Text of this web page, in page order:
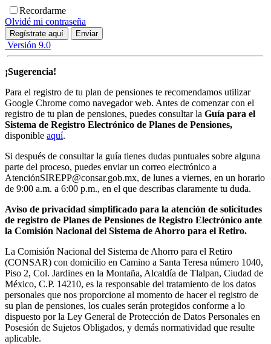
Recordarme
Olvidé mi contraseña
Versión 9.0
¡Sugerencia!
Para el registro de tu plan de pensiones te recomendamos utilizar
Google Chrome como navegador web. Antes de comenzar con el
registro de tu plan de pensiones, puedes consultar la Guía para el
Sistema de Registro Electrónico de Planes de Pensiones,
disponible aquí.
Si después de consultar la guía tienes dudas puntuales sobre alguna
parte del proceso, puedes enviar un correo electrónico a
AtenciónSIREPP@consar.gob.mx, de lunes a viernes, en un horario
de 9:00 a.m. a 6:00 p.m., en el que describas claramente tu duda.
Aviso de privacidad simplificado para la atención de solicitudes
de registro de Planes de Pensiones de Registro Electrónico ante
la Comisión Nacional del Sistema de Ahorro para el Retiro.
La Comisión Nacional del Sistema de Ahorro para el Retiro
(CONSAR) con domicilio en Camino a Santa Teresa número 1040,
Piso 2, Col. Jardines en la Montaña, Alcaldía de Tlalpan, Ciudad de
México, C.P. 14210, es la responsable del tratamiento de los datos
personales que nos proporcione al momento de hacer el registro de
su plan de pensiones, los cuales serán protegidos conforme a lo
dispuesto por la Ley General de Protección de Datos Personales en
Posesión de Sujetos Obligados, y demás normatividad que resulte
aplicable.